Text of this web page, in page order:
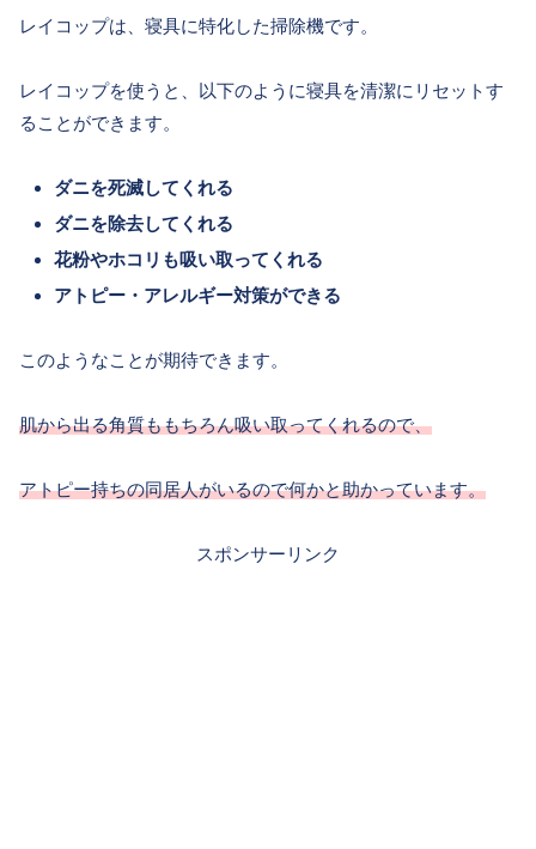
レイコップは、寝具に特化した掃除機です。
レイコップを使うと、以下のように寝具を清潔にリセットす
ることができます。
ダニを死滅してくれる
ダニを除去してくれる
花粉やホコリも吸い取ってくれる
アトピー・アレルギー対策ができる
このようなことが期待できます。
肌から出る角質ももちろん吸い取ってくれるので、
アトピー持ちの同居人がいるので何かと助かっています。
スポンサーリンク